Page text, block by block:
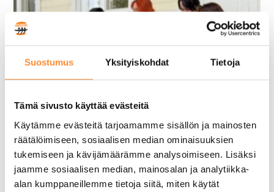
Suostumus Yksityiskohdat Tietoja
Tämä sivusto käyttää evästeitä
Käytämme evästeitä tarjoamamme sisällön ja mainosten
räätälöimiseen, sosiaalisen median ominaisuuksien
tukemiseen ja kävijämäärämme analysoimiseen. Lisäksi
jaamme sosiaalisen median, mainosalan ja analytiikka-
alan kumppaneillemme tietoja siitä, miten käytät
APPI-hanke puolivälissä – Mitä
osaamismerkkien pilotointi on